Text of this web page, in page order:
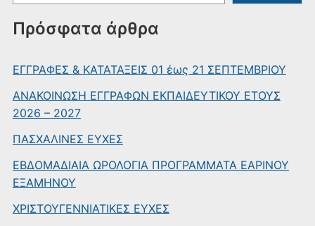
Πρόσφατα άρθρα
ΕΓΓΡΑΦΕΣ & ΚΑΤΑΤΑΞΕΙΣ 01 έως 21 ΣΕΠΤΕΜΒΡΙΟΥ
ΑΝΑΚΟΙΝΩΣΗ ΕΓΓΡΑΦΩΝ ΕΚΠΑΙΔΕΥΤΙΚΟΥ ΕΤΟΥΣ
2026 – 2027
ΠΑΣΧΑΛΙΝΕΣ ΕΥΧΕΣ
ΕΒΔΟΜΑΔΙΑΙΑ ΩΡΟΛΟΓΙΑ ΠΡΟΓΡΑΜΜΑΤΑ ΕΑΡΙΝΟΥ
ΕΞΑΜΗΝΟΥ
ΧΡΙΣΤΟΥΓΕΝΝΙΑΤΙΚΕΣ ΕΥΧΕΣ